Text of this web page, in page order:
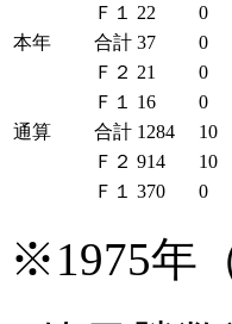
Ｆ１
22 0
本年
合計 37 0
Ｆ２ 21 0
Ｆ１
16 0
通算
合計 1284 10
Ｆ２ 914 10
Ｆ１
370 0
※1975年